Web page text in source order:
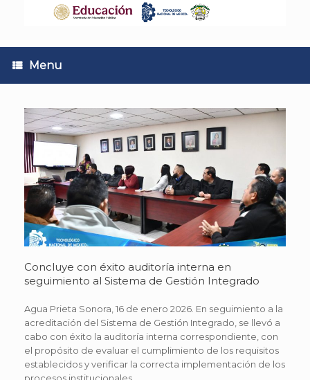
Menu
Concluye con éxito auditoría interna en
seguimiento al Sistema de Gestión Integrado
Agua Prieta Sonora, 16 de enero 2026. En seguimiento a la
acreditación del Sistema de Gestión Integrado, se llevó a
cabo con éxito la auditoría interna correspondiente, con
el propósito de evaluar el cumplimiento de los requisitos
establecidos y verificar la correcta implementación de los